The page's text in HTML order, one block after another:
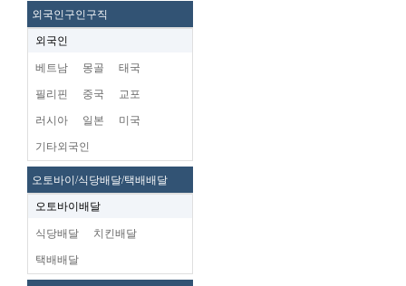
외국인구인구직
외국인
베트남 몽골 태국
필리핀 중국 교포
러시아 일본 미국
기타외국인
오토바이/식당배달/택배배달
오토바이배달
식당배달 치킨배달
택배배달